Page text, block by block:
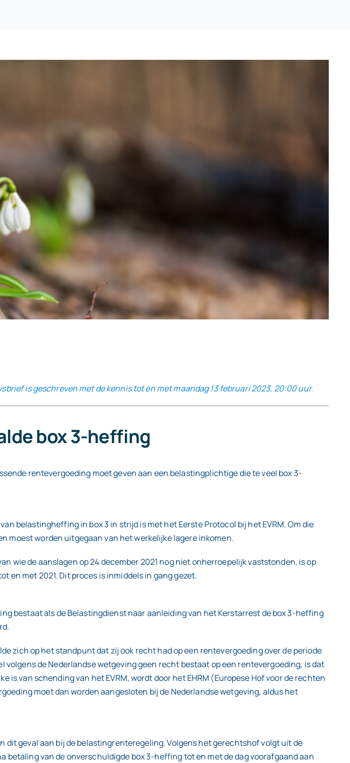
is geschreven met de kennis tot en met maandag 13 februari 2023, 20:00 uur.
box 3-heffing
rentevergoeding moet geven aan een belastingplichtige die te veel box 3-
belastingheffing in box 3 in strijd is met het Eerste Protocol bij het EVRM. Om die
moest worden uitgegaan van het werkelijke lagere inkomen.
wie de aanslagen op 24 december 2021 nog niet onherroepelijk vaststonden, is op
en met 2021. Dit proces is inmiddels in gang gezet.
bestaat als de Belastingdienst naar aanleiding van het Kerstarrest de box 3-heffing
zich op het standpunt dat zij ook recht had op een rentevergoeding over de periode
de Nederlandse wetgeving geen recht bestaat op een rentevergoeding, is dat
van schending van het EVRM, wordt door het EHRM (Europese Hof voor de rechten
moet dan worden aangesloten bij de Nederlandse wetgeving, aldus het
geval aan bij de belastingrenteregeling. Volgens het gerechtshof volgt uit de
van de onverschuldigde box 3-heffing tot en met de dag voorafgaand aan